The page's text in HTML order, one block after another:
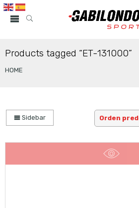
Products tagged “ET-131000”
HOME
Sidebar